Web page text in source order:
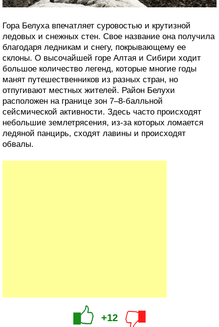
Гора Белуха впечатляет суровостью и крутизной
ледовых и снежных стен. Свое название она получила
благодаря ледникам и снегу, покрывающему ее
склоны. О высочайшей горе Алтая и Сибири ходит
большое количество легенд, которые многие годы
манят путешественников из разных стран, но
отпугивают местных жителей. Район Белухи
расположен на границе зон 7–8-балльной
сейсмической активности. Здесь часто происходят
небольшие землетрясения, из-за которых ломается
ледяной панцирь, сходят лавины и происходят
обвалы.
+12